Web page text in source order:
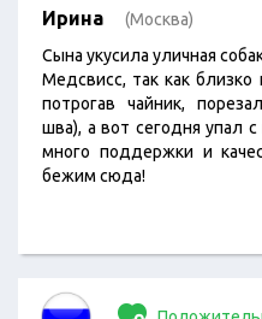
Ирина (Москва)
Сына укусила уличная
Медсвисс, так как
потрогав чайник,
шва), а вот сегодня упал
много поддержки и
бежим сюда!